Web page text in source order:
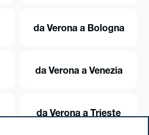
da Verona a Bologna
da Verona a Venezia
da Verona a Trieste